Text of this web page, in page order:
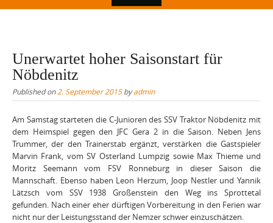
content
Unerwartet hoher Saisonstart für
Nöbdenitz
Published on2. September 2015byadmin
Am Samstag starteten die C-Junioren des SSV Traktor Nöbdenitz mit
dem Heimspiel gegen den JFC Gera 2 in die Saison. Neben Jens
Trummer, der den Trainerstab ergänzt, verstärken die Gastspieler
Marvin Frank, vom SV Osterland Lumpzig sowie Max Thieme und
Moritz Seemann vom FSV Ronneburg in dieser Saison die
Mannschaft. Ebenso haben Leon Herzum, Joop Nestler und Yannik
Lätzsch vom SSV 1938 Großenstein den Weg ins Sprottetal
gefunden. Nach einer eher dürftigen Vorbereitung in den Ferien war
nicht nur der Leistungsstand der Nemzer schwer einzuschätzen.